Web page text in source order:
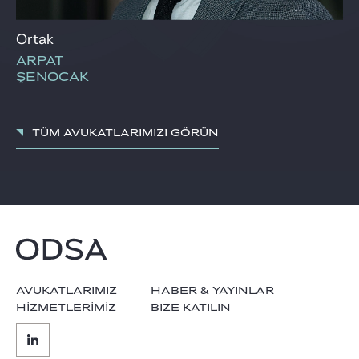
Ortak
ARPAT
ŞENOCAK
Tüm avukatlarImIzI görün
AVUKATLARIMIZ
HİZMETLERİMİZ
HABER & YAYINLAR
BIZE KATILIN